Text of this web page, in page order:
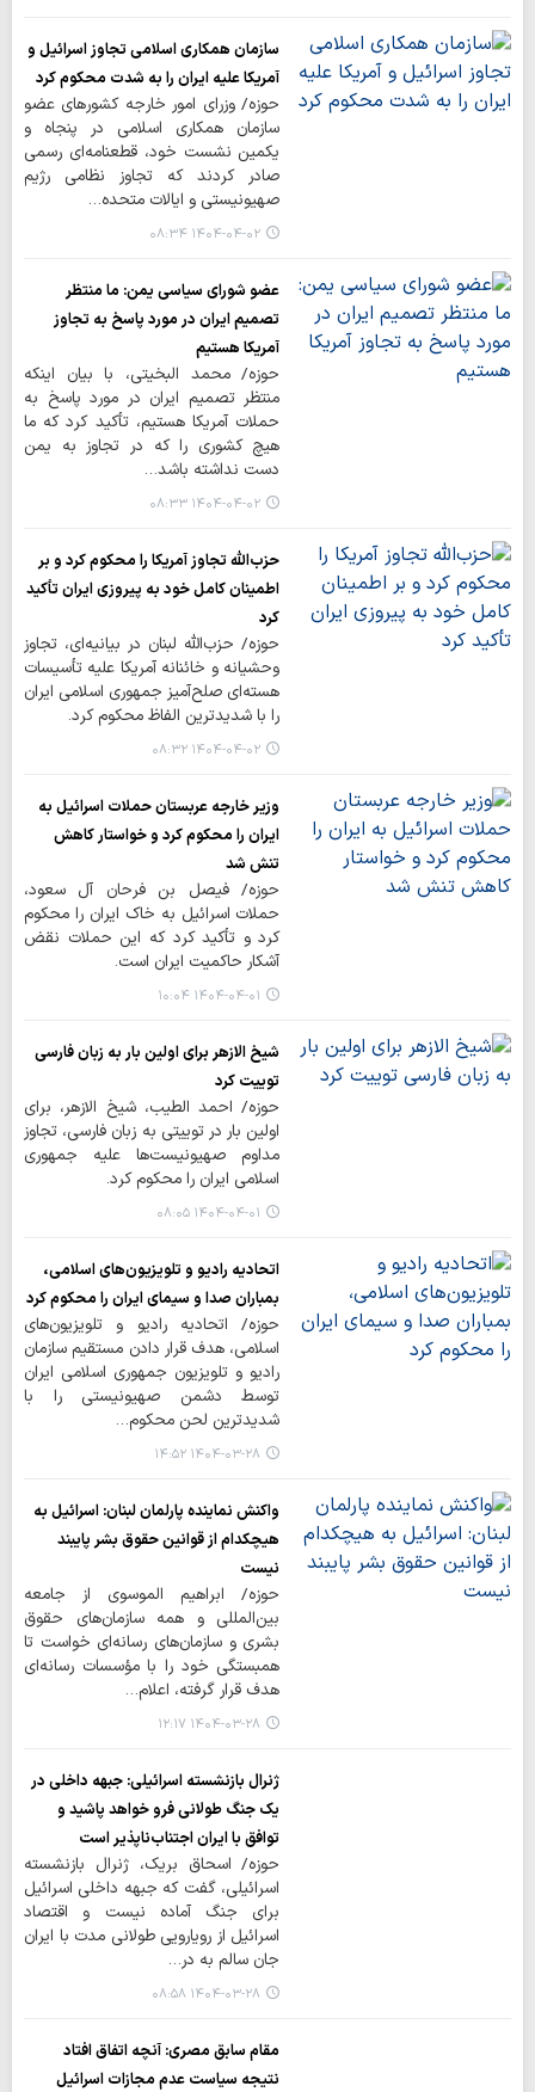
سازمان همکاری اسلامی تجاوز اسرائیل و
آمریکا علیه ایران را به شدت محکوم کرد
حوزه/ وزرای امور خارجه کشورهای عضو
سازمان همکاری اسلامی در پنجاه و
یکمین نشست خود، قطعنامه‌ای رسمی
صادر کردند که تجاوز نظامی رژیم
صهیونیستی و ایالات متحده…
۱۴۰۴-۰۴-۰۲ ۰۸:۳۴
عضو شورای سیاسی یمن: ما منتظر
تصمیم ایران در مورد پاسخ به تجاوز
آمریکا هستیم
حوزه/ محمد البخیتی، با بیان اینکه
منتظر تصمیم ایران در مورد پاسخ به
حملات آمریکا هستیم، تأکید کرد که ما
هیچ کشوری را که در تجاوز به یمن
دست نداشته باشد…
۱۴۰۴-۰۴-۰۲ ۰۸:۳۳
حزب‌الله تجاوز آمریکا را محکوم کرد و بر
اطمینان کامل خود به پیروزی ایران تأکید
کرد
حوزه/ حزب‌الله لبنان در بیانیه‌ای، تجاوز
وحشیانه و خائنانه آمریکا علیه تأسیسات
هسته‌ای صلح‌آمیز جمهوری اسلامی ایران
را با شدیدترین الفاظ محکوم کرد.
۱۴۰۴-۰۴-۰۲ ۰۸:۳۲
وزیر خارجه عربستان حملات اسرائیل به
ایران را محکوم کرد و خواستار کاهش
تنش شد
حوزه/ فیصل بن فرحان آل سعود،
حملات اسرائیل به خاک ایران را محکوم
کرد و تأکید کرد که این حملات نقض
آشکار حاکمیت ایران است.
۱۴۰۴-۰۴-۰۱ ۱۰:۰۴
شیخ الازهر برای اولین بار به زبان فارسی
توییت کرد
حوزه/ احمد الطیب، شیخ الازهر، برای
اولین بار در توییتی به زبان فارسی، تجاوز
مداوم صهیونیست‌ها علیه جمهوری
اسلامی ایران را محکوم کرد.
۱۴۰۴-۰۴-۰۱ ۰۸:۰۵
اتحادیه رادیو و تلویزیون‌های اسلامی،
بمباران صدا و سیمای ایران را محکوم کرد
حوزه/ اتحادیه رادیو و تلویزیون‌های
اسلامی، هدف قرار دادن مستقیم سازمان
رادیو و تلویزیون جمهوری اسلامی ایران
توسط دشمن صهیونیستی را با
شدیدترین لحن محکوم…
۱۴۰۴-۰۳-۲۸ ۱۴:۵۲
واکنش نماینده پارلمان لبنان: اسرائیل به
هیچکدام از قوانین حقوق بشر پایبند
نیست
حوزه/ ابراهیم الموسوی از جامعه
بین‌المللی و همه سازمان‌های حقوق
بشری و سازمان‌های رسانه‌ای خواست تا
همبستگی خود را با مؤسسات رسانه‌ای
هدف قرار گرفته، اعلام…
۱۴۰۴-۰۳-۲۸ ۱۲:۱۷
ژنرال بازنشسته اسرائیلی: جبهه داخلی در
یک جنگ طولانی فرو خواهد پاشید و
توافق با ایران اجتناب‌ناپذیر است
حوزه/ اسحاق بریک، ژنرال بازنشسته
اسرائیلی، گفت که جبهه داخلی اسرائیل
برای جنگ آماده نیست و اقتصاد
اسرائیل از رویارویی طولانی مدت با ایران
جان سالم به در…
۱۴۰۴-۰۳-۲۸ ۰۸:۵۸
مقام سابق مصری: آنچه اتفاق افتاد
نتیجه سیاست عدم مجازات اسرائیل